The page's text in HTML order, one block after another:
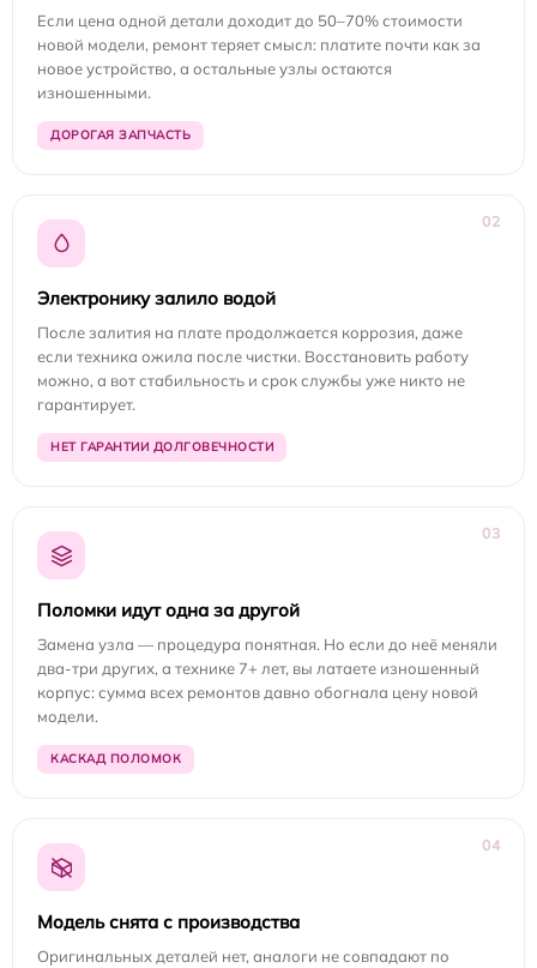
Если цена одной детали доходит до 50–70% стоимости
новой модели, ремонт теряет смысл: платите почти как за
новое устройство, а остальные узлы остаются
изношенными.
ДОРОГАЯ ЗАПЧАСТЬ
02
Электронику залило водой
После залития на плате продолжается коррозия, даже
если техника ожила после чистки. Восстановить работу
можно, а вот стабильность и срок службы уже никто не
гарантирует.
НЕТ ГАРАНТИИ ДОЛГОВЕЧНОСТИ
03
Поломки идут одна за другой
Замена узла — процедура понятная. Но если до неё меняли
два-три других, а технике 7+ лет, вы латаете изношенный
корпус: сумма всех ремонтов давно обогнала цену новой
модели.
КАСКАД ПОЛОМОК
04
Модель снята с производства
Оригинальных деталей нет, аналоги не совпадают по